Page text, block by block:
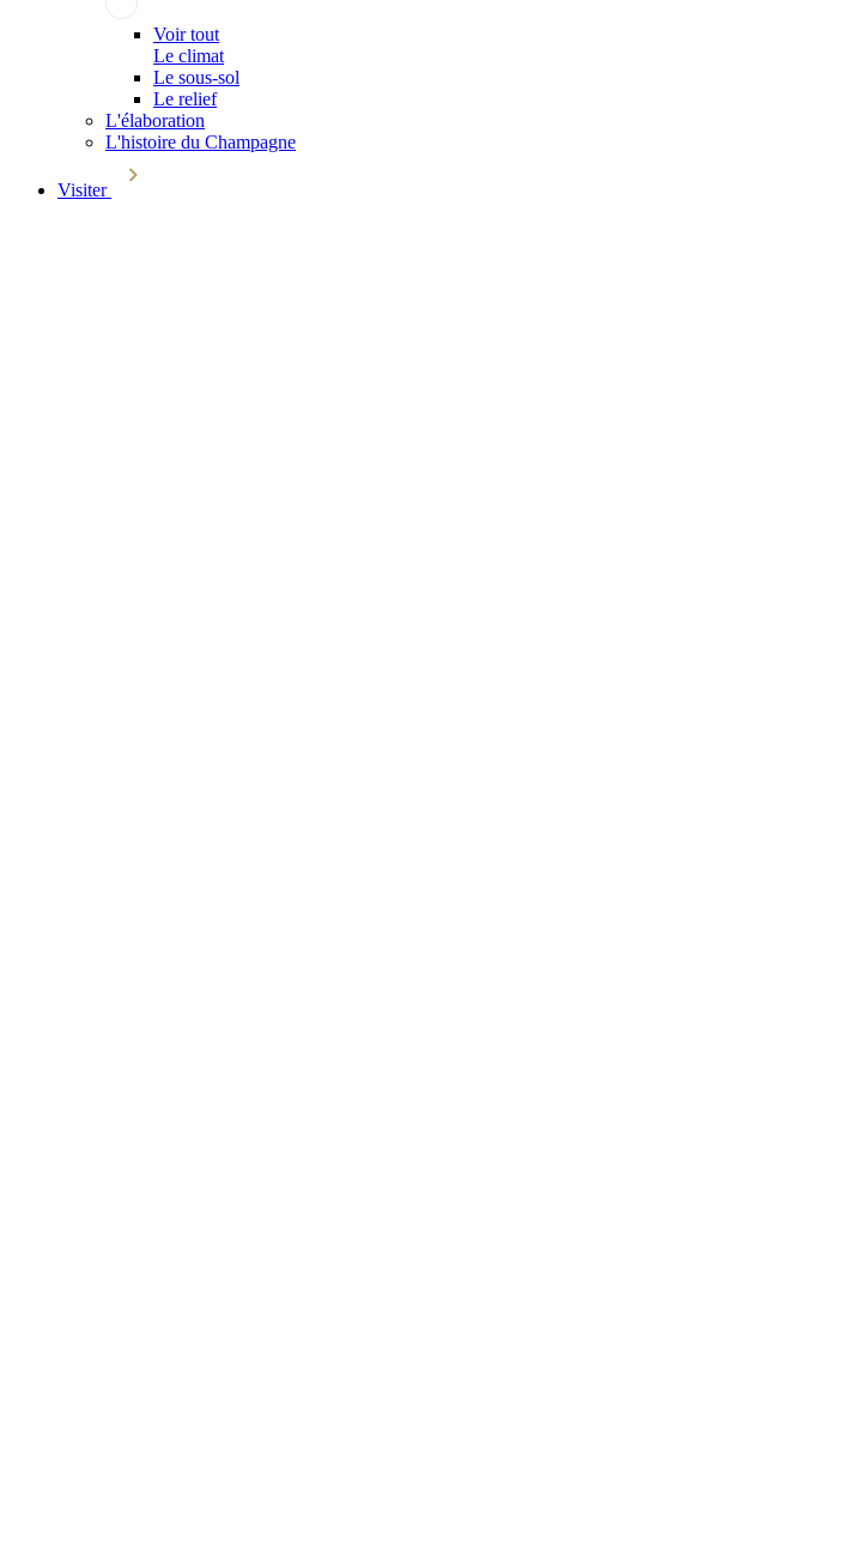
Voir tout
Le climat
Le sous-sol
Le relief
L'élaboration
L'histoire du Champagne
Visiter